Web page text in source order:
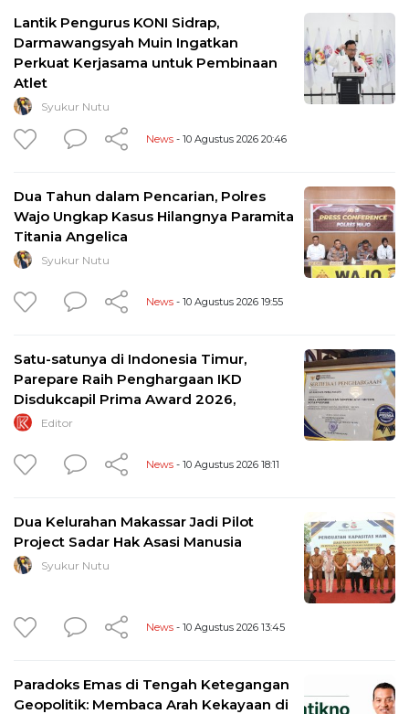
Lantik Pengurus KONI Sidrap,
Darmawangsyah Muin Ingatkan
Perkuat Kerjasama untuk Pembinaan
Atlet
Syukur Nutu
News - 10 Agustus 2026 20:46
Dua Tahun dalam Pencarian, Polres
Wajo Ungkap Kasus Hilangnya Paramita
Titania Angelica
Syukur Nutu
News - 10 Agustus 2026 19:55
Satu-satunya di Indonesia Timur,
Parepare Raih Penghargaan IKD
Disdukcapil Prima Award 2026,
Editor
News - 10 Agustus 2026 18:11
Dua Kelurahan Makassar Jadi Pilot
Project Sadar Hak Asasi Manusia
Syukur Nutu
News - 10 Agustus 2026 13:45
Paradoks Emas di Tengah Ketegangan
Geopolitik: Membaca Arah Kekayaan di